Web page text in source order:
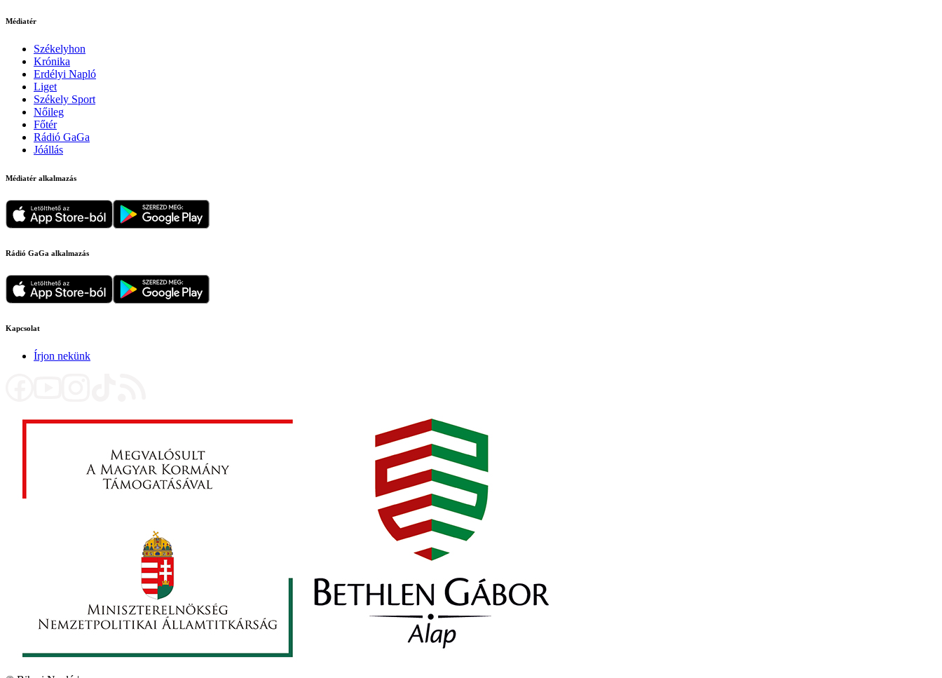
Médiatér
Székelyhon
Krónika
Erdélyi Napló
Liget
Székely Sport
Nőileg
Főtér
Rádió GaGa
Jóállás
Médiatér alkalmazás
Rádió GaGa alkalmazás
Kapcsolat
Írjon nekünk